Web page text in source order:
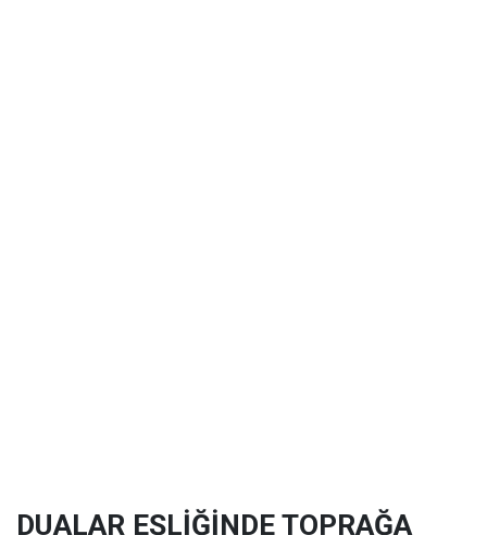
DUALAR EŞLİĞİNDE TOPRAĞA